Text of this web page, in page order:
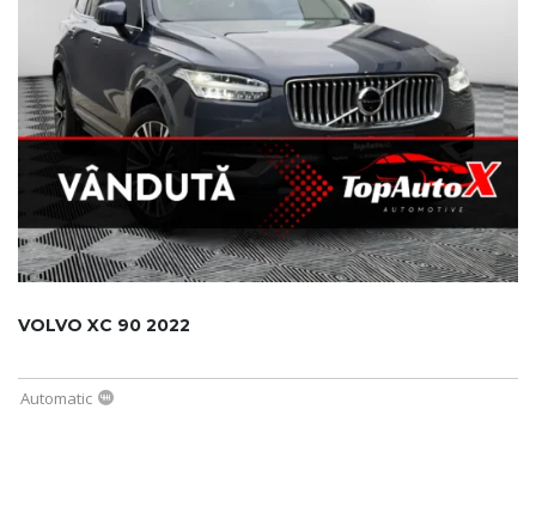
VOLVO XC 90 2022
Automatic